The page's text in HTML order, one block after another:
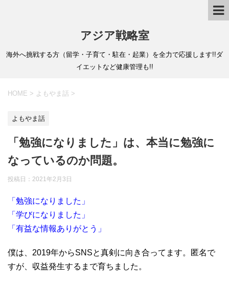
アジア戦略室
海外へ挑戦する方（留学・子育て・駐在・起業）を全力で応援します!!ダ
イエットなど健康管理も!!
HOME > よもやま話 >
よもやま話
「勉強になりました」は、本当に勉強に
なっているのか問題。
投稿日： 2021年2月3日
「勉強になりました」
「学びになりました」
「有益な情報ありがとう」
僕は、2019年からSNSと真剣に向き合ってます。匿名で
すが、収益発生するまで育ちました。